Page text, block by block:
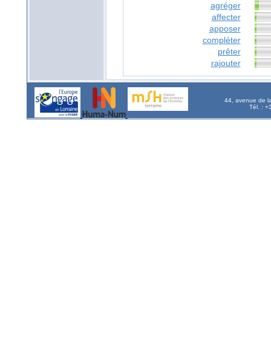
agréger
affecter
apposer
compléter
prêter
rajouter
44, avenue de
Tél. :